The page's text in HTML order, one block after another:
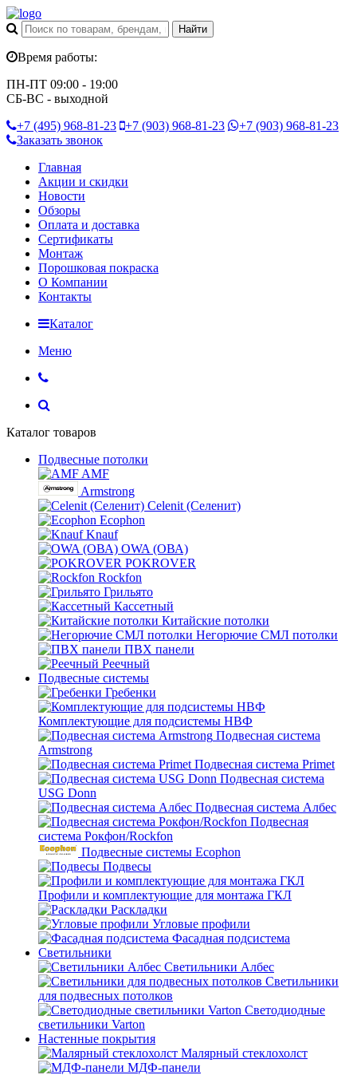
Время работы:
ПН-ПТ 09:00 - 19:00
СБ-ВС - выходной
+7 (495) 968-81-23 +7 (903) 968-81-23 +7 (903) 968-81-23
Заказать звонок
Главная
Акции и скидки
Новости
Обзоры
Оплата и доставка
Сертификаты
Монтаж
Порошковая покраска
О Компании
Контакты
Каталог
Меню
Каталог товаров
Подвесные потолки
AMF
Armstrong
Celenit (Селенит)
Ecophon
Knauf
OWA (ОВА)
POKROVER
Rockfon
Грильято
Кассетный
Китайские потолки
Негорючие СМЛ потолки
ПВХ панели
Реечный
Подвесные системы
Гребенки
Комплектующие для подсистемы НВФ
Подвесная система
Armstrong
Подвесная система Primet
Подвесная система
USG Donn
Подвесная система Албес
Подвесная
система Рокфон/Rockfon
Подвесные системы Ecophon
Подвесы
Профили и комплектующие для монтажа ГКЛ
Раскладки
Угловые профили
Фасадная подсистема
Светильники
Светильники Албес
Светильники
для подвесных потолков
Светодиодные
светильники Varton
Настенные покрытия
Малярный стеклохолст
МДФ-панели